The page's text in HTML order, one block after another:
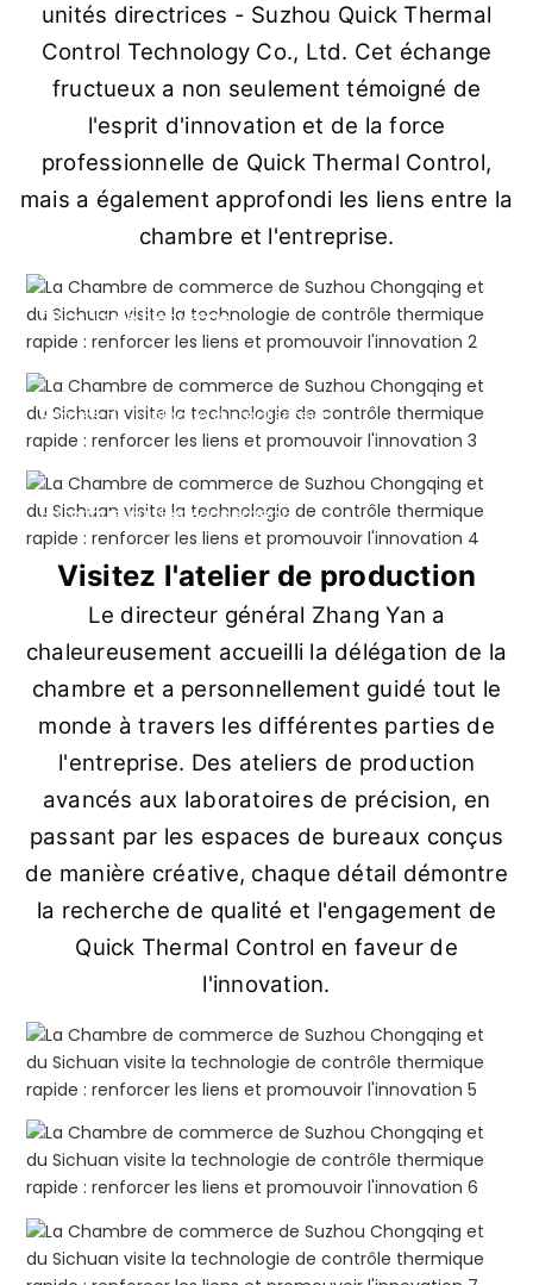
unités directrices - Suzhou Quick Thermal
Control Technology Co., Ltd. Cet échange
fructueux a non seulement témoigné de
l'esprit d'innovation et de la force
professionnelle de Quick Thermal Control,
mais a également approfondi les liens entre la
chambre et l'entreprise.
Discours de bienvenue
Remise de la plaque du réalisateur
Historique du développement
Visitez l'atelier de production
Le directeur général Zhang Yan a
chaleureusement accueilli la délégation de la
chambre et a personnellement guidé tout le
monde à travers les différentes parties de
l'entreprise. Des ateliers de production
avancés aux laboratoires de précision, en
passant par les espaces de bureaux conçus
de manière créative, chaque détail démontre
la recherche de qualité et l'engagement de
Quick Thermal Control en faveur de
l'innovation.